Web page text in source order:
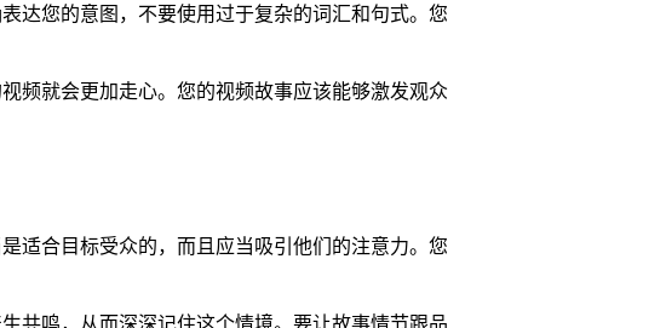
达您的意图，不要使用过于复杂的词汇和句式。您
频就会更加走心。您的视频故事应该能够激发观众
适合目标受众的，而且应当吸引他们的注意力。您
共鸣，从而深深记住这个情境。要让故事情节跟品